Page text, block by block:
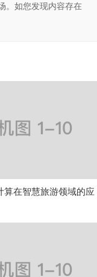
。如您发现内容存在
算在智慧旅游领域的应